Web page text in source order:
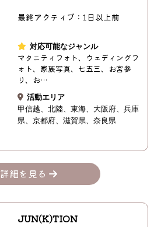
最終アクティブ：1日以上前
対応可能なジャンル
マタニティフォト、ウェディングフ
ォト、家族写真、七五三、お宮参
り、お…
活動エリア
甲信越
北陸 東海 大阪府
兵庫
県
京都府 滋賀県 奈良県
詳細を見る
JUN(K)TION